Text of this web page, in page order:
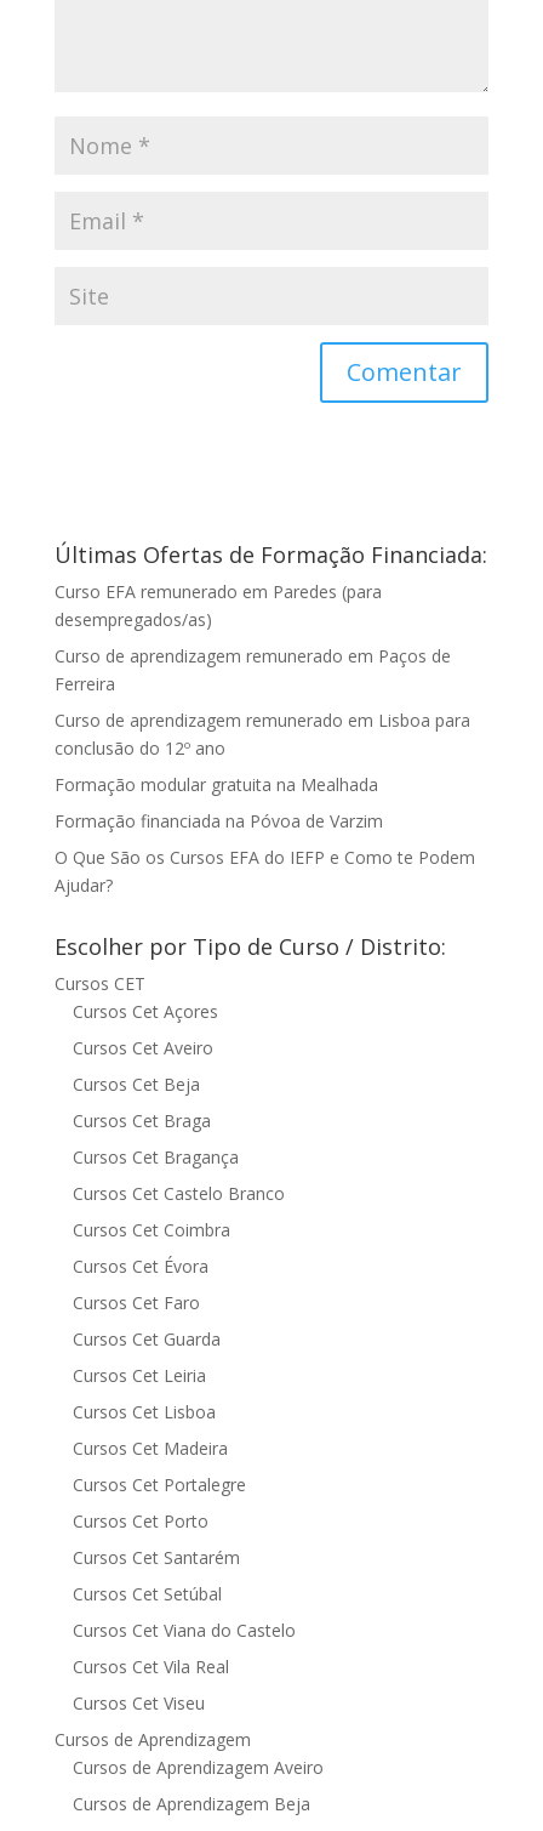
Últimas Ofertas de Formação Financiada:
Curso EFA remunerado em Paredes (para
desempregados/as)
Curso de aprendizagem remunerado em Paços de
Ferreira
Curso de aprendizagem remunerado em Lisboa para
conclusão do 12º ano
Formação modular gratuita na Mealhada
Formação financiada na Póvoa de Varzim
O Que São os Cursos EFA do IEFP e Como te Podem
Ajudar?
Escolher por Tipo de Curso / Distrito:
Cursos CET
Cursos Cet Açores
Cursos Cet Aveiro
Cursos Cet Beja
Cursos Cet Braga
Cursos Cet Bragança
Cursos Cet Castelo Branco
Cursos Cet Coimbra
Cursos Cet Évora
Cursos Cet Faro
Cursos Cet Guarda
Cursos Cet Leiria
Cursos Cet Lisboa
Cursos Cet Madeira
Cursos Cet Portalegre
Cursos Cet Porto
Cursos Cet Santarém
Cursos Cet Setúbal
Cursos Cet Viana do Castelo
Cursos Cet Vila Real
Cursos Cet Viseu
Cursos de Aprendizagem
Cursos de Aprendizagem Aveiro
Cursos de Aprendizagem Beja